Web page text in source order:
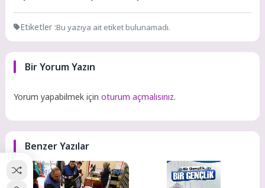
Etiketler :Bu yazıya ait etiket bulunamadı.
Bir Yorum Yazın
Yorum yapabilmek içinoturum açmalısınız.
Benzer Yazılar